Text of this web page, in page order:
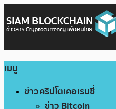
เมนู
ข่าวคริปโตเคอเรนซี่